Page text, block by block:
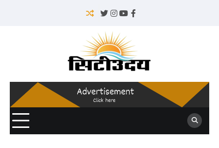
Twitter
Instagram
YouTube
Facebook